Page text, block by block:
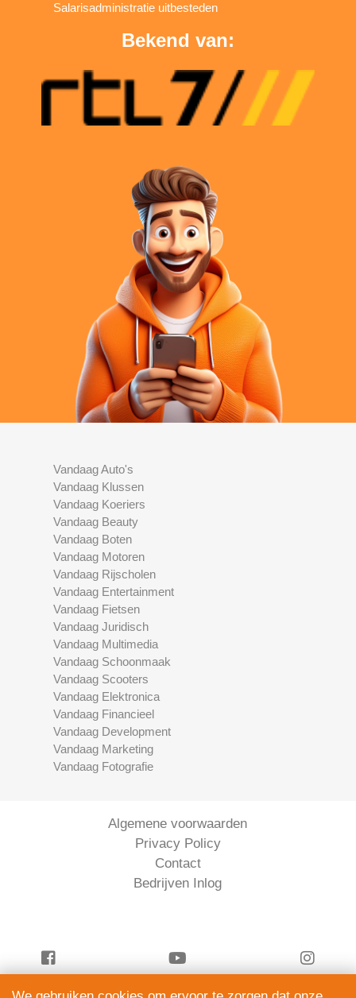
Salarisadministratie uitbesteden
Bekend van:
Vandaag Auto's
Vandaag Klussen
Vandaag Koeriers
Vandaag Beauty
Vandaag Boten
Vandaag Motoren
Vandaag Rijscholen
Vandaag Entertainment
Vandaag Fietsen
Vandaag Juridisch
Vandaag Multimedia
Vandaag Schoonmaak
Vandaag Scooters
Vandaag Elektronica
Vandaag Financieel
Vandaag Development
Vandaag Marketing
Vandaag Fotografie
Algemene voorwaarden
Privacy Policy
Contact
Bedrijven Inlog